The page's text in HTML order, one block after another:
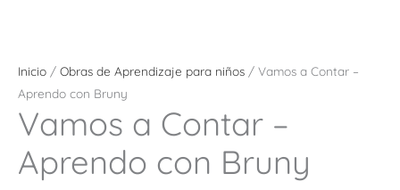
Inicio / Obras de Aprendizaje para niños / Vamos a Contar –
Aprendo con Bruny
Vamos a Contar –
Aprendo con Bruny